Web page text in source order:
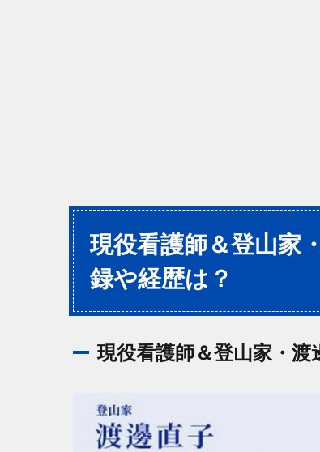
現役看護師＆登山家
録や経歴は？
現役看護師＆登山家・